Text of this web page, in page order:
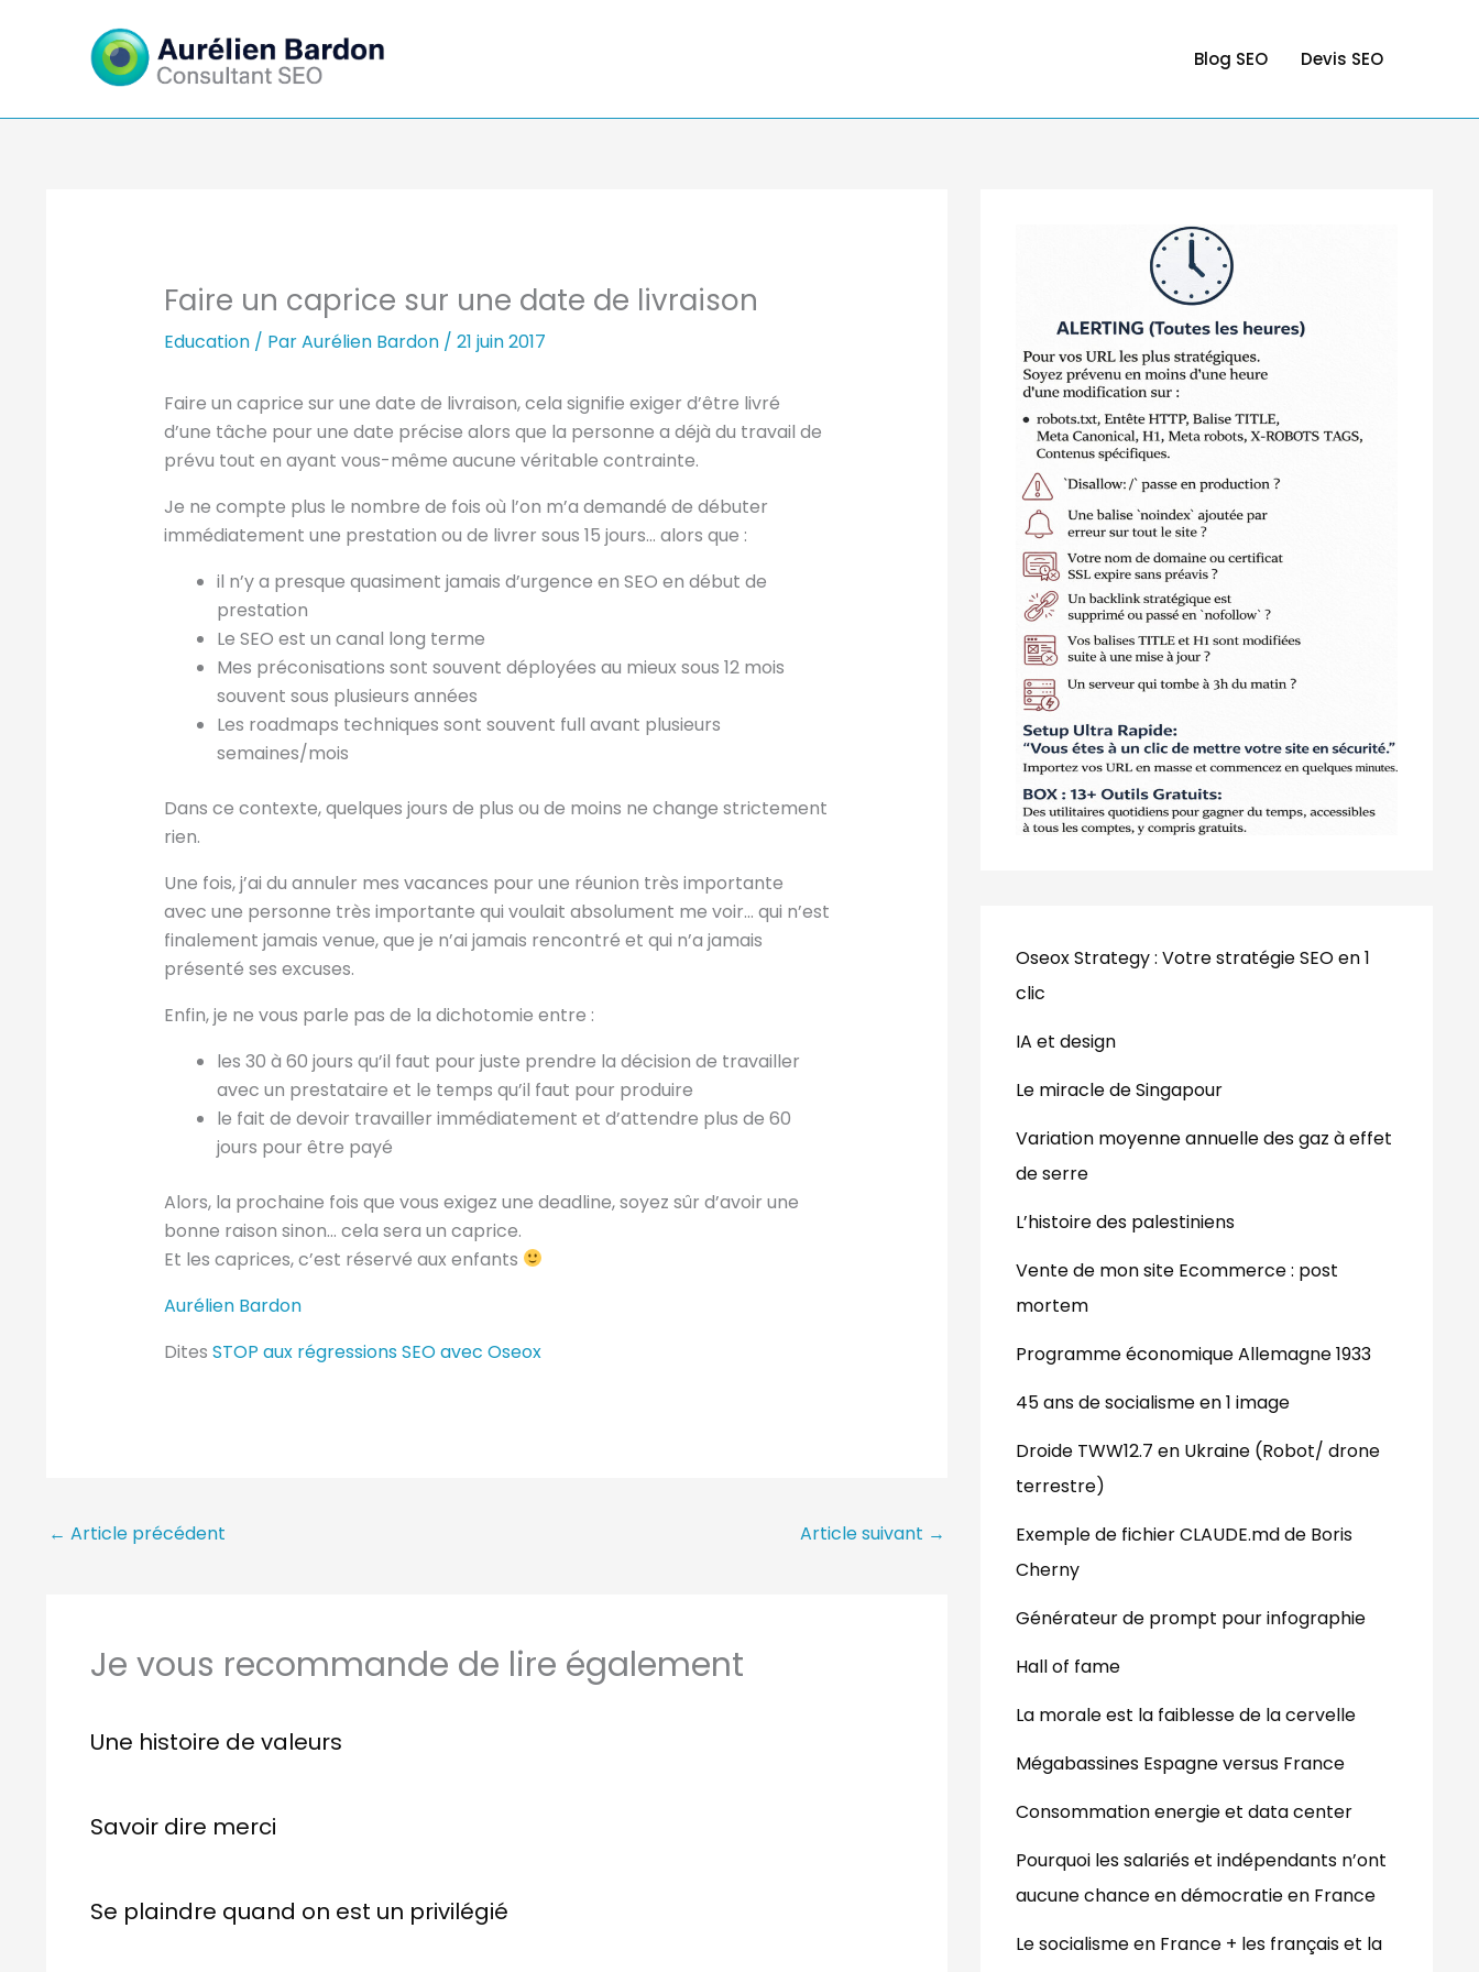
Blog SEO Devis SEO
Faire un caprice sur une date de livraison
Education/ ParAurélien Bardon / 21 juin 2017
Faire un caprice sur une date de livraison, cela signifie exiger d’être livré
d’une tâche pour une date précise alors que la personne a déjà du travail de
prévu tout en ayant vous-même aucune véritable contrainte.
Je ne compte plus le nombre de fois où l’on m’a demandé de débuter
immédiatement une prestation ou de livrer sous 15 jours… alors que :
il n’y a presque quasiment jamais d’urgence en SEO en début de
prestation
Le SEO est un canal long terme
Mes préconisations sont souvent déployées au mieux sous 12 mois
souvent sous plusieurs années
Les roadmaps techniques sont souvent full avant plusieurs
semaines/mois
Dans ce contexte, quelques jours de plus ou de moins ne change strictement
rien.
Une fois, j’ai du annuler mes vacances pour une réunion très importante
avec une personne très importante qui voulait absolument me voir… qui n’est
finalement jamais venue, que je n’ai jamais rencontré et qui n’a jamais
présenté ses excuses.
Enfin, je ne vous parle pas de la dichotomie entre :
les 30 à 60 jours qu’il faut pour juste prendre la décision de travailler
avec un prestataire et le temps qu’il faut pour produire
le fait de devoir travailler immédiatement et d’attendre plus de 60
jours pour être payé
Alors, la prochaine fois que vous exigez une deadline, soyez sûr d’avoir une
bonne raison sinon… cela sera un caprice.
Et les caprices, c’est réservé aux enfants
Aurélien Bardon
Dites STOP aux régressions SEO avec Oseox
← Article précédent Article suivant →
Je vous recommande de lire également
Une histoire de valeurs
Savoir dire merci
Se plaindre quand on est un privilégié
Oseox Strategy : Votre stratégie SEO en 1
clic
IA et design
Le miracle de Singapour
Variation moyenne annuelle des gaz à effet
de serre
L’histoire des palestiniens
Vente de mon site Ecommerce : post
mortem
Programme économique Allemagne 1933
45 ans de socialisme en 1 image
Droide TWW12.7 en Ukraine (Robot/ drone
terrestre)
Exemple de fichier CLAUDE.md de Boris
Cherny
Générateur de prompt pour infographie
Hall of fame
La morale est la faiblesse de la cervelle
Mégabassines Espagne versus France
Consommation energie et data center
Pourquoi les salariés et indépendants n’ont
aucune chance en démocratie en France
Le socialisme en France + les français et la